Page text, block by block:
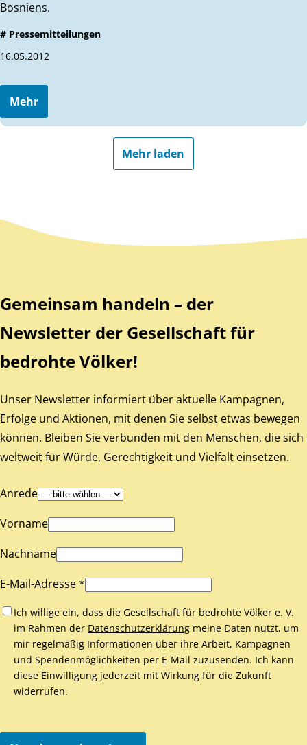
Bosniens.
# Pressemitteilungen
16.05.2012
Mehr
Mehr laden
Zurück zum Hauptinhalt
Zurück zur Navigation
Gemeinsam handeln – der
Newsletter der Gesellschaft für
bedrohte Völker!
Unser Newsletter informiert über aktuelle Kampagnen,
Erfolge und Aktionen, mit denen Sie selbst etwas bewegen
können. Bleiben Sie verbunden mit den Menschen, die sich
weltweit für Würde, Gerechtigkeit und Vielfalt einsetzen.
Anrede
Vorname
Nachname
E-Mail-Adresse *
Ich willige ein, dass die Gesellschaft für bedrohte Völker e. V.
im Rahmen der Datenschutzerklärung meine Daten nutzt, um
mir regelmäßig Informationen über ihre Arbeit, Kampagnen
und Spendenmöglichkeiten per E-Mail zuzusenden. Ich kann
diese Einwilligung jederzeit mit Wirkung für die Zukunft
widerrufen.